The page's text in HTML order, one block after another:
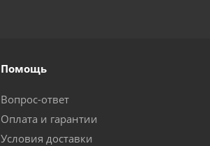
Помощь
Вопрос-ответ
Оплата и гарантии
Условия доставки